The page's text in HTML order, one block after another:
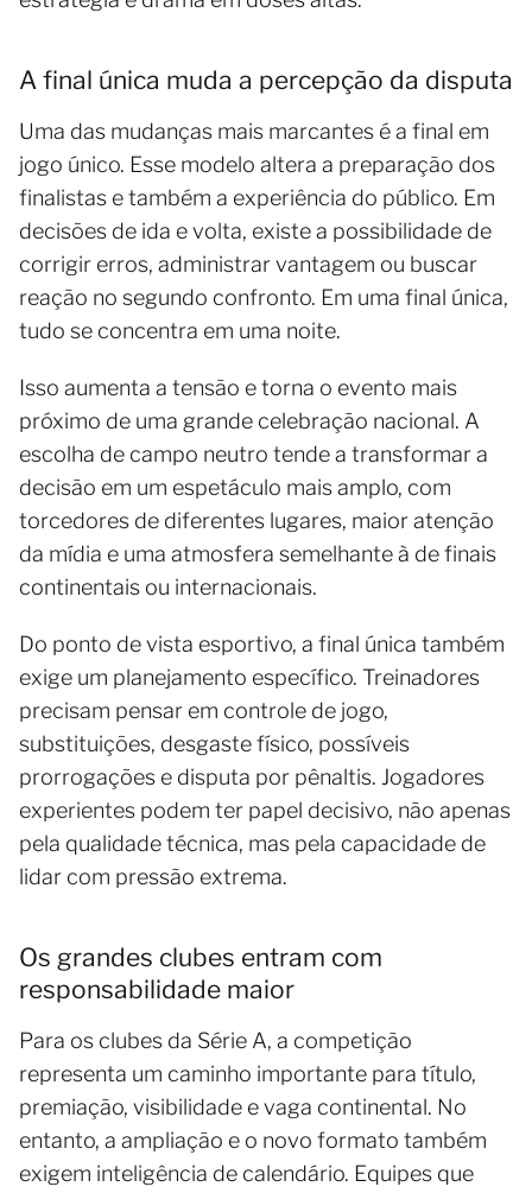
A final única muda a percepção da disputa
Uma das mudanças mais marcantes é a final em
jogo único. Esse modelo altera a preparação dos
finalistas e também a experiência do público. Em
decisões de ida e volta, existe a possibilidade de
corrigir erros, administrar vantagem ou buscar
reação no segundo confronto. Em uma final única,
tudo se concentra em uma noite.
Isso aumenta a tensão e torna o evento mais
próximo de uma grande celebração nacional. A
escolha de campo neutro tende a transformar a
decisão em um espetáculo mais amplo, com
torcedores de diferentes lugares, maior atenção
da mídia e uma atmosfera semelhante à de finais
continentais ou internacionais.
Do ponto de vista esportivo, a final única também
exige um planejamento específico. Treinadores
precisam pensar em controle de jogo,
substituições, desgaste físico, possíveis
prorrogações e disputa por pênaltis. Jogadores
experientes podem ter papel decisivo, não apenas
pela qualidade técnica, mas pela capacidade de
lidar com pressão extrema.
Os grandes clubes entram com
responsabilidade maior
Para os clubes da Série A, a competição
representa um caminho importante para título,
premiação, visibilidade e vaga continental. No
entanto, a ampliação e o novo formato também
exigem inteligência de calendário. Equipes que